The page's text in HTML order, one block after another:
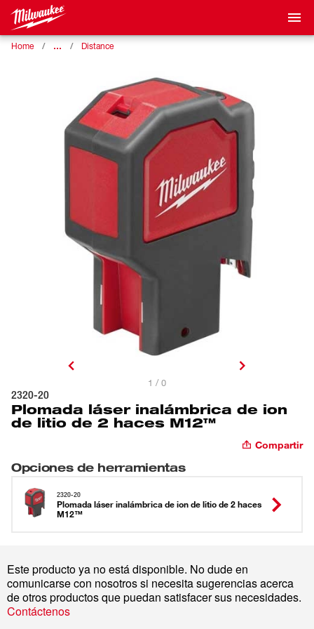
Home … Distance
1 / 0
2320-20
Plomada láser inalámbrica de ion
de litio de 2 haces M12™
Compartir
Opciones de herramientas
2320-20
Plomada láser inalámbrica de ion de litio de 2 haces
M12™
Este producto ya no está disponible. No dude en
comunicarse con nosotros si necesita sugerencias acerca
de otros productos que puedan satisfacer sus necesidades.
Contáctenos